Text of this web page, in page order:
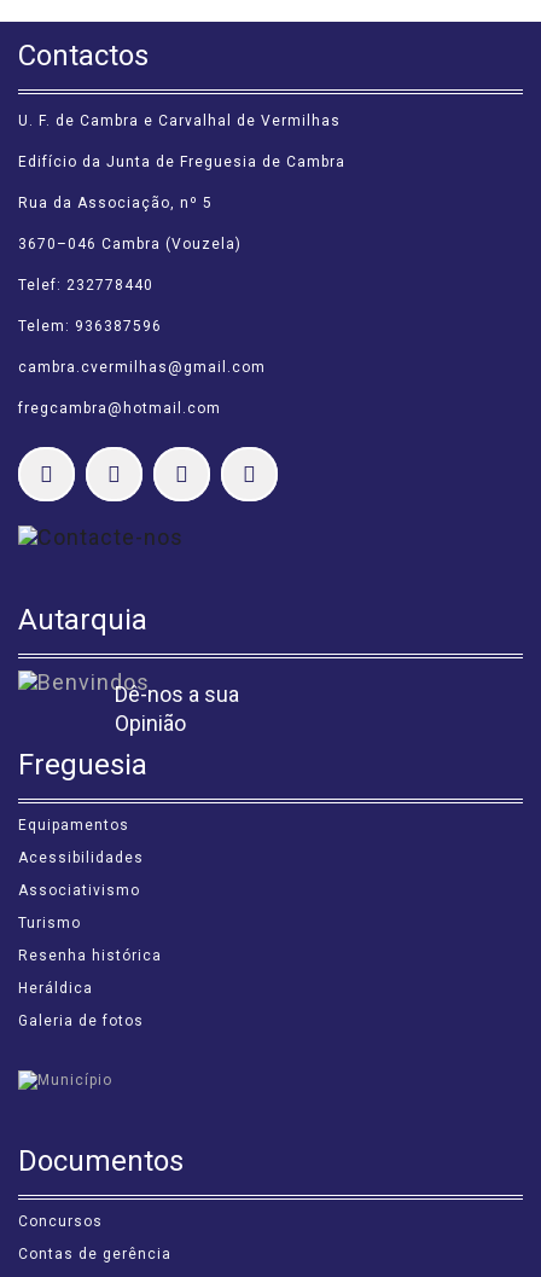
Contactos
U. F. de Cambra e Carvalhal de Vermilhas
Edifício da Junta de Freguesia de Cambra
Rua da Associação, nº 5
3670–046 Cambra (Vouzela)
Telef: 232778440
Telem: 936387596
cambra.cvermilhas@gmail.com
fregcambra@hotmail.com
Autarquia
Dê-nos a sua
Opinião
Freguesia
Equipamentos
Acessibilidades
Associativismo
Turismo
Resenha histórica
Heráldica
Galeria de fotos
Documentos
Concursos
Contas de gerência